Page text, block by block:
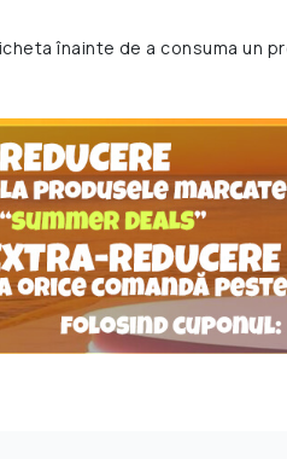
înainte de a consuma un